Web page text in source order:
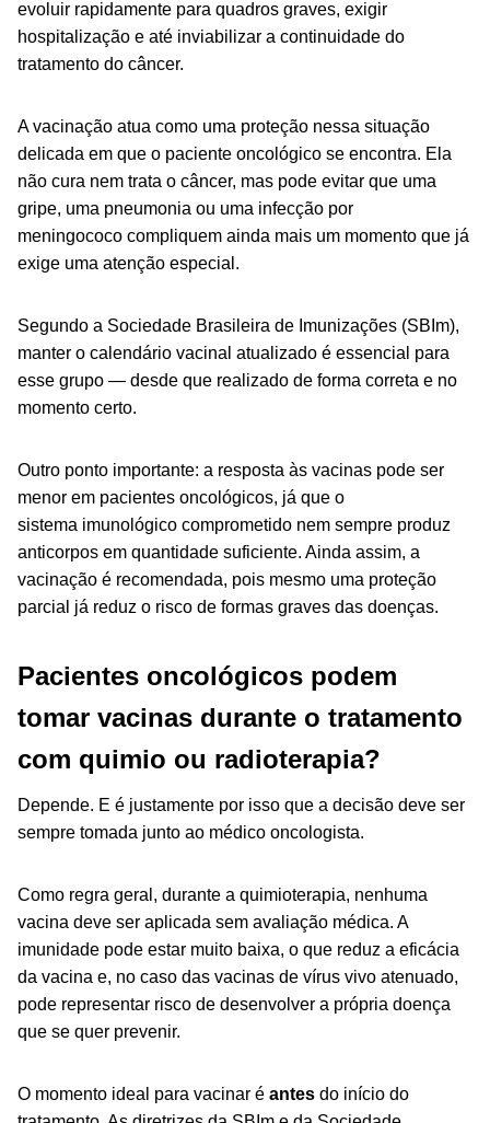
evoluir rapidamente para quadros graves, exigir
hospitalização e até inviabilizar a continuidade do
tratamento do câncer.
A vacinação atua como uma proteção nessa situação
delicada em que o paciente oncológico se encontra. Ela
não cura nem trata o câncer, mas pode evitar que uma
gripe, uma pneumonia ou uma infecção por
meningococo compliquem ainda mais um momento que já
exige uma atenção especial.
Segundo a Sociedade Brasileira de Imunizações (SBIm),
manter o calendário vacinal atualizado é essencial para
esse grupo — desde que realizado de forma correta e no
momento certo.
Outro ponto importante: a resposta às vacinas pode ser
menor em pacientes oncológicos, já que o
sistema imunológico comprometido nem sempre produz
anticorpos em quantidade suficiente. Ainda assim, a
vacinação é recomendada, pois mesmo uma proteção
parcial já reduz o risco de formas graves das doenças.
Pacientes oncológicos podem
tomar vacinas durante o tratamento
com quimio ou radioterapia?
Depende. E é justamente por isso que a decisão deve ser
sempre tomada junto ao médico oncologista.
Como regra geral, durante a quimioterapia, nenhuma
vacina deve ser aplicada sem avaliação médica. A
imunidade pode estar muito baixa, o que reduz a eficácia
da vacina e, no caso das vacinas de vírus vivo atenuado,
pode representar risco de desenvolver a própria doença
que se quer prevenir.
O momento ideal para vacinar é antes do início do